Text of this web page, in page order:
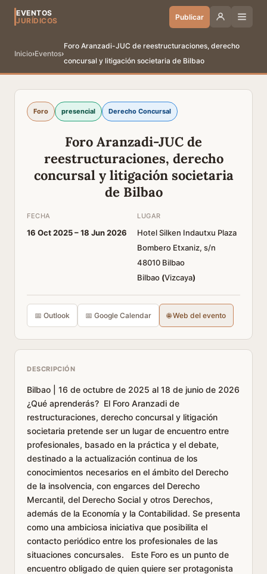
EVENTOS
JURÍDICOS
Publicar
Inicio›Eventos›
Foro Aranzadi-JUC de reestructuraciones, derecho
concursal y litigación societaria de Bilbao
Foro presencial Derecho Concursal
Foro Aranzadi-JUC de
reestructuraciones, derecho
concursal y litigación societaria
de Bilbao
FECHA
16 Oct 2025 –18 Jun 2026
LUGAR
Hotel Silken Indautxu Plaza
Bombero Etxaniz, s/n
48010 Bilbao
Bilbao (Vizcaya)
📅 Outlook 📅 Google Calendar 🌐 Web del evento
DESCRIPCIÓN
Bilbao | 16 de octubre de 2025 al 18 de junio de 2026
¿Qué aprenderás? El Foro Aranzadi de
restructuraciones, derecho concursal y litigación
societaria pretende ser un lugar de encuentro entre
profesionales, basado en la práctica y el debate,
destinado a la actualización continua de los
conocimientos necesarios en el ámbito del Derecho
de la insolvencia, con engarces del Derecho
Mercantil, del Derecho Social y otros Derechos,
además de la Economía y la Contabilidad. Se presenta
como una ambiciosa iniciativa que posibilita el
contacto periódico entre los profesionales de las
situaciones concursales. Este Foro es un punto de
encuentro obligado de quien quiere ser protagonista